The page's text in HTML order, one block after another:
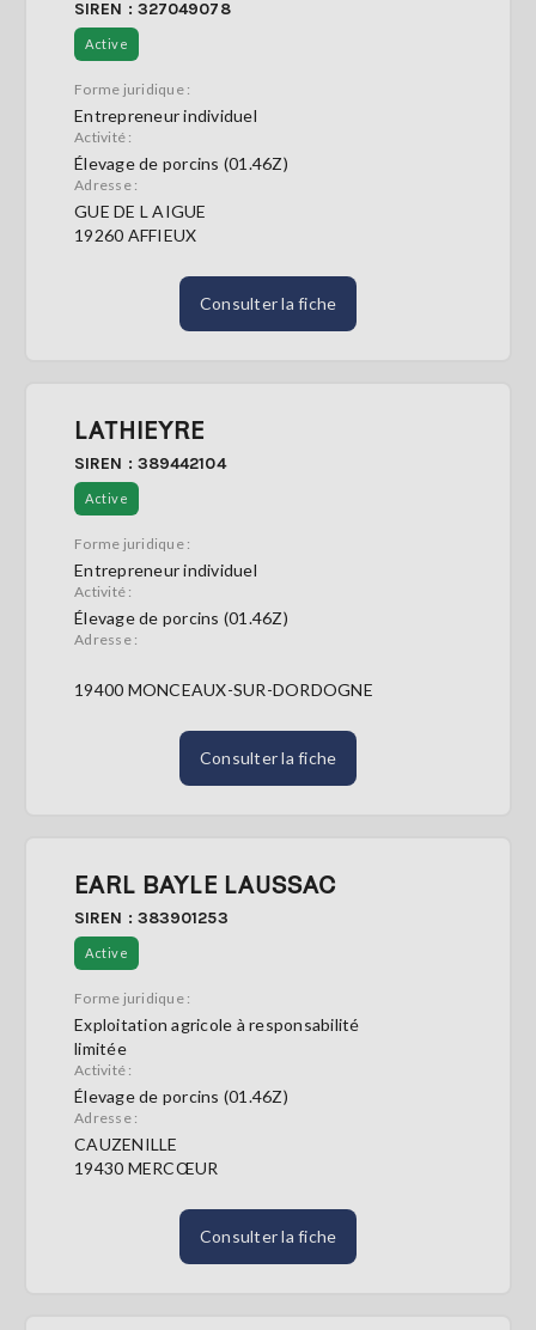
SIREN : 327049078
Active
Forme juridique :
Entrepreneur individuel
Activité :
Élevage de porcins (01.46Z)
Adresse :
GUE DE L AIGUE
19260 AFFIEUX
Consulter la fiche
LATHIEYRE
SIREN : 389442104
Active
Forme juridique :
Entrepreneur individuel
Activité :
Élevage de porcins (01.46Z)
Adresse :
19400 MONCEAUX-SUR-DORDOGNE
Consulter la fiche
EARL BAYLE LAUSSAC
SIREN : 383901253
Active
Forme juridique :
Exploitation agricole à responsabilité
limitée
Activité :
Élevage de porcins (01.46Z)
Adresse :
CAUZENILLE
19430 MERCŒUR
Consulter la fiche